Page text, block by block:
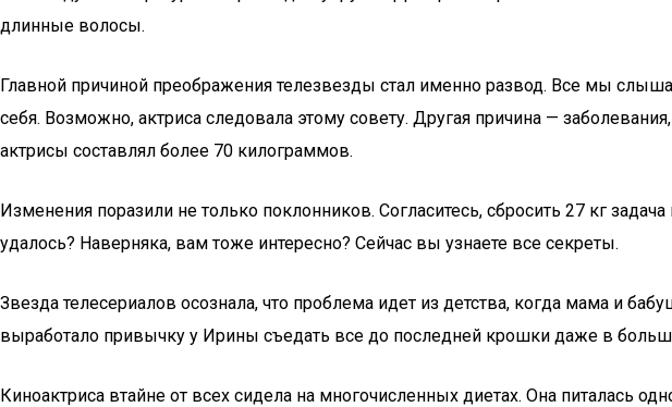
длинные волосы.
Главной причиной преображения телезвезды стал именно развод. Все мы
себя. Возможно, актриса следовала этому совету. Другая причина —
актрисы составлял более 70 килограммов.
Изменения поразили не только поклонников. Согласитесь, сбросить 27 кг
удалось? Наверняка, вам тоже интересно? Сейчас вы узнаете все секреты.
Звезда телесериалов осознала, что проблема идет из детства, когда мама и
выработало привычку у Ирины съедать все до последней крошки даже в
Киноактриса втайне от всех сидела на многочисленных диетах. Она питалась